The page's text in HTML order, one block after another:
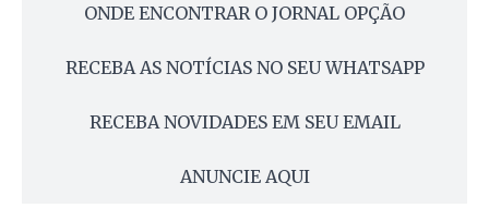
ONDE ENCONTRAR O JORNAL OPÇÃO
RECEBA AS NOTÍCIAS NO SEU WHATSAPP
RECEBA NOVIDADES EM SEU EMAIL
ANUNCIE AQUI